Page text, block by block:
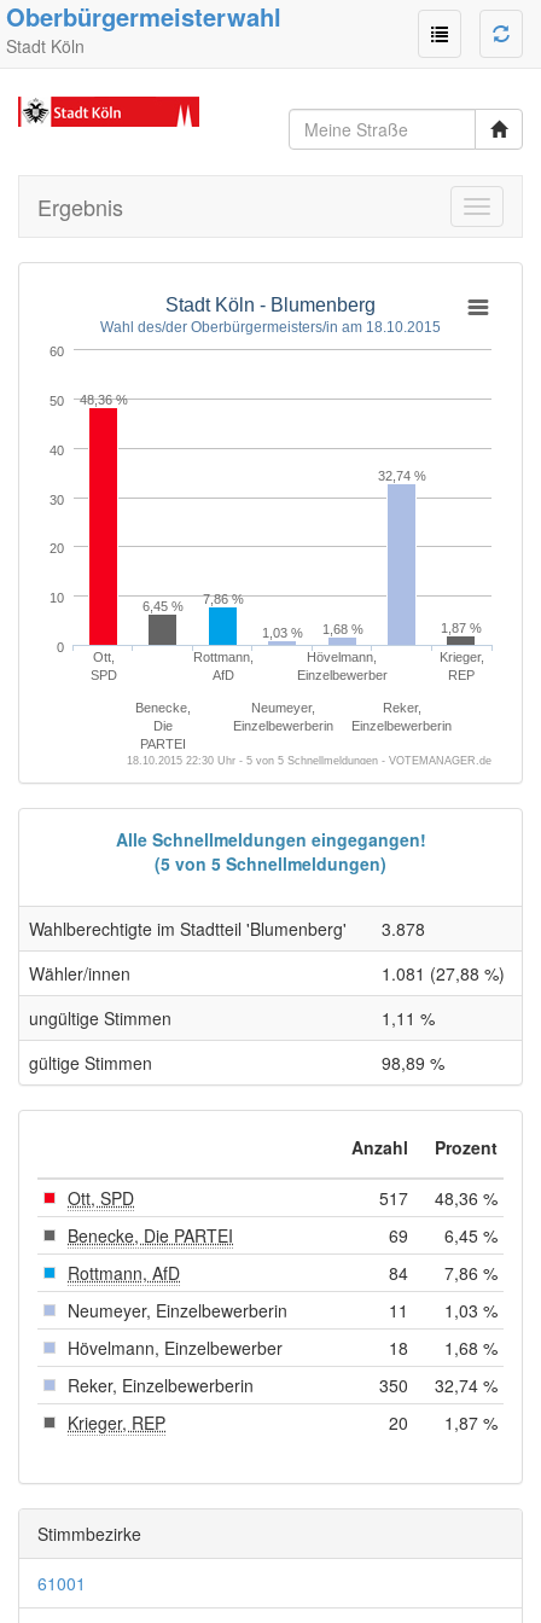
Oberbürgermeisterwahl
Stadt Köln
Toggle
Ergebnis
Stadt Köln - Blumenberg
Wahl des/der Oberbürgermeisters/in am 18.10.2015
48,36 %
6,45 % 7,86 %
1,03 % 1,68 %
32,74 %
1,87 %
Ott,
SPD
Benecke,
Die
PARTEI
Rottmann,
AfD
Neumeyer,
Einzelbewerberin
Hövelmann,
Einzelbewerber
Reker,
Einzelbewerberin
Krieger,
REP
0
10
20
30
40
50
60
18.10.2015 22:30 Uhr - 5 von 5 Schnellmeldungen - VOTEMANAGER.de
Alle Schnellmeldungen eingegangen!
(5 von 5 Schnellmeldungen)
Wahlberechtigte im Stadtteil 'Blumenberg'
3.878
Wähler/innen
1.081 (27,88 %)
ungültige Stimmen
1,11 %
gültige Stimmen
98,89 %
Anzahl Prozent
Ott, SPD 517
48,36 %
Benecke, Die PARTEI
69
6,45 %
Rottmann, AfD
84
7,86 %
Neumeyer, Einzelbewerberin
11
1,03 %
Hövelmann, Einzelbewerber
18
1,68 %
Reker, Einzelbewerberin
350
32,74 %
Krieger, REP
20 1,87 %
Stimmbezirke
61001